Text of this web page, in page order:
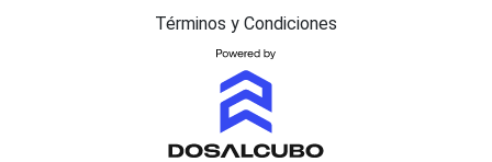
Términos y Condiciones